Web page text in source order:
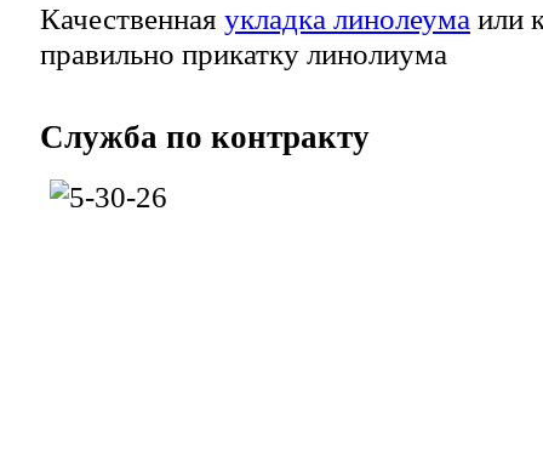
Качественная укладка линолеума или
правильно прикатку линолиума
Служба по контракту